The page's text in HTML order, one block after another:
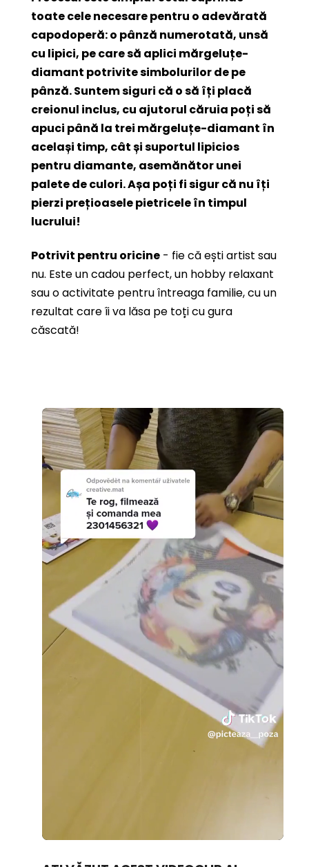
toate cele necesare pentru o adevărată
capodoperă: o pânză numerotată, unsă
cu lipici, pe care să aplici mărgeluțe-
diamant potrivite simbolurilor de pe
pânză. Suntem siguri că o să îți placă
creionul inclus, cu ajutorul căruia poți să
apuci până la trei mărgeluțe-diamant în
același timp, cât și suportul lipicios
pentru diamante, asemănător unei
palete de culori. Așa poți fi sigur că nu îți
pierzi prețioasele pietricele în timpul
lucrului!
Potrivit pentru oricine - fie că ești artist sau
nu. Este un cadou perfect, un hobby relaxant
sau o activitate pentru întreaga familie, cu un
rezultat care îi va lăsa pe toți cu gura
căscată!
37.16%